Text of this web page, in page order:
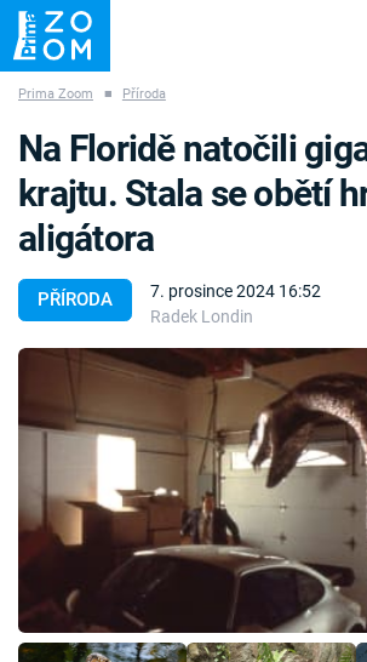
ZÁHADY VETŘELCI DÁVNOVĚKU
Témata
Témata
Pořady
TV Program
Sledujte prima+
Prima Zoom ■ Příroda
PŘÍRODA
7. prosince 2024 16:52
Radek Londin
Na Floridě natočili
krajtu. Stala se obětí
aligátora